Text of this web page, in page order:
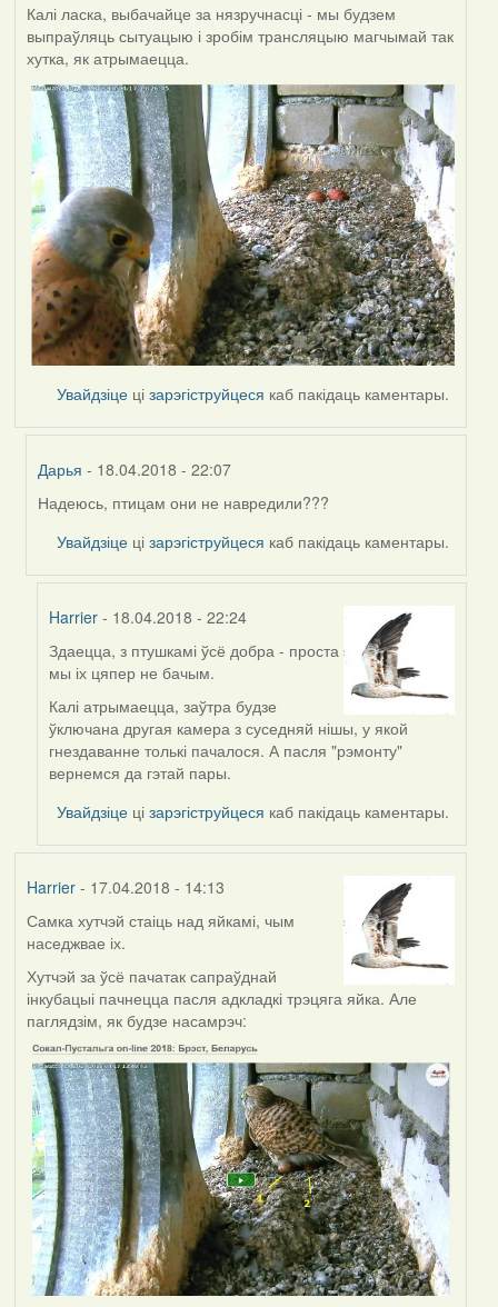
Калі ласка, выбачайце за нязручнасці - мы будзем
выпраўляць сытуацыю і зробім трансляцыю магчымай так
хутка, як атрымаецца.
Увайдзіце цізарэгіструйцеся каб пакідаць каментары.
Дарья - 18.04.2018 - 22:07
In
reply
by
Надеюсь, птицам они не навредили???
Увайдзіце цізарэгіструйцеся каб пакідаць каментары.
Harrier - 18.04.2018 - 22:24
In
reply
to
by
Дарья
Здаецца, з птушкамі ўсё добра - проста
мы іх цяпер не бачым.
Калі атрымаецца, заўтра будзе
ўключана другая камера з суседняй нішы, у якой
гнездаванне толькі пачалося. А пасля "рэмонту"
вернемся да гэтай пары.
Увайдзіце цізарэгіструйцеся каб пакідаць каментары.
Harrier- 17.04.2018 - 14:13
Самка хутчэй стаіць над яйкамі, чым
наседжвае іх.
Хутчэй за ўсё пачатак сапраўднай
інкубацыі пачнецца пасля адкладкі трэцяга яйка. Але
паглядзім, як будзе насамрэч: